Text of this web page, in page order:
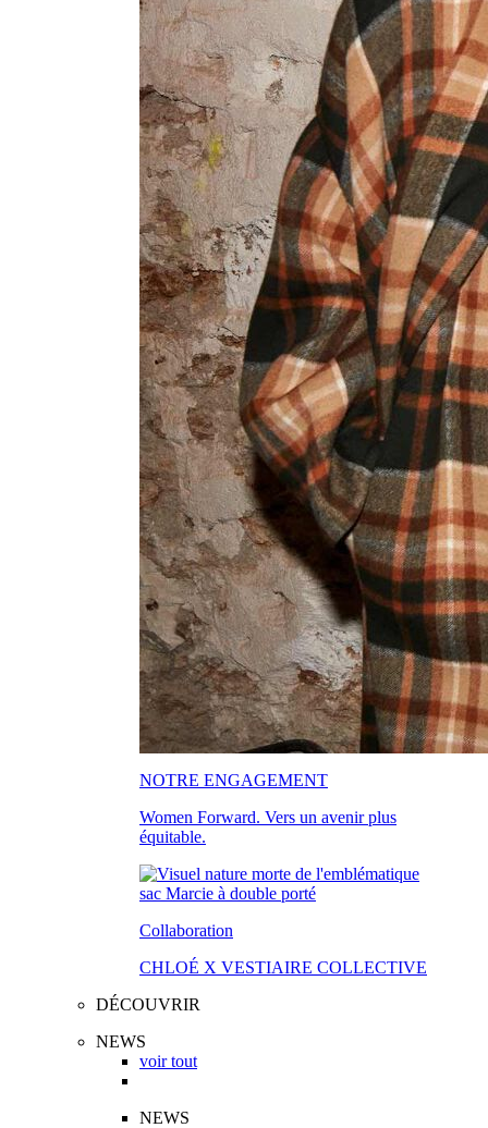
NOTRE ENGAGEMENT
Women Forward. Vers un avenir plus
équitable.
Collaboration
CHLOÉ X VESTIAIRE COLLECTIVE
DÉCOUVRIR
NEWS
voir tout
NEWS